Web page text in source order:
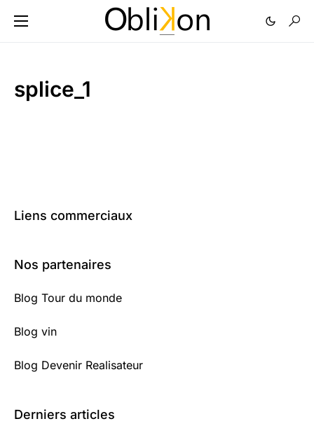
splice_1
Liens commerciaux
Nos partenaires
Blog Tour du monde
Blog vin
Blog Devenir Realisateur
Derniers articles